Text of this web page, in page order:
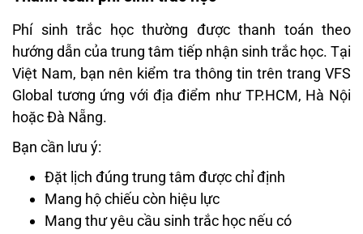
Phí sinh trắc học thường được thanh toán theo
hướng dẫn của trung tâm tiếp nhận sinh trắc học. Tại
Việt Nam, bạn nên kiểm tra thông tin trên trang VFS
Global tương ứng với địa điểm như TP.HCM, Hà Nội
hoặc Đà Nẵng.
Bạn cần lưu ý:
Đặt lịch đúng trung tâm được chỉ định
Mang hộ chiếu còn hiệu lực
Mang thư yêu cầu sinh trắc học nếu có